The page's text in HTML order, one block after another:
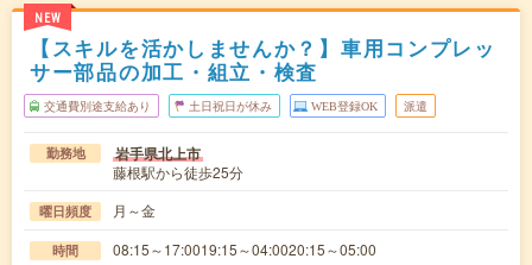
NEW
【スキルを活かしませんか？】車用コンプレッ
サー部品の加工・組立・検査
交通費別途支給あり 土日祝日が休み WEB登録OK 派遣
勤務地 岩手県北上市
藤根駅から徒歩25分
曜日頻度 月～金
時間 08:15～17:0019:15～04:0020:15～05:00